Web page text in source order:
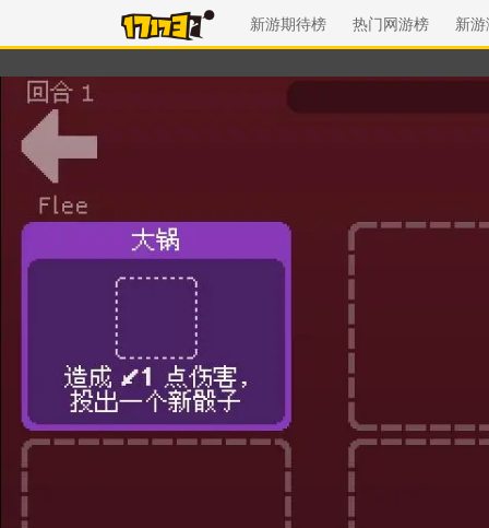
新游期待榜 热门网游榜 新